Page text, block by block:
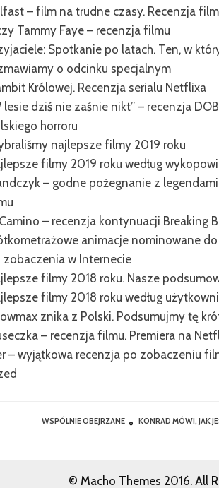
– film na trudne czasy. Recenzja
Tammy Faye – recenzja filmu
Spotkanie po latach. Ten, w
o odcinku specjalnym
Królowej. Recenzja serialu Netflixa
lesie dziś nie zaśnie nikt” – recenzja
horroru
najlepsze filmy 2019 roku
filmy 2019 roku według
– godne pożegnanie z
– recenzja kontynuacji Breaking
animacje nominowane do
zobaczenia w Internecie
filmy 2018 roku. Nasze
filmy 2018 roku według
znika z Polski. Podsumujmy tę
– recenzja filmu. Premiera na
– wyjątkowa recenzja po zobaczeniu
WSPÓLNIE OBEJRZANE KONRAD MÓWI, JAK
© Macho Themes 2016. All